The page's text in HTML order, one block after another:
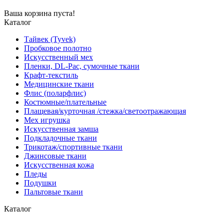
Ваша корзина пуста!
Каталог
Тайвек (Tyvek)
Пробковое полотно
Искусственный мех
Пленки, DL-Pac, сумочные ткани
Крафт-текстиль
Медицинские ткани
Флис (поларфлис)
Костюмные/плательные
Плащевая/курточная /стежка/светоотражающая
Мех игрушка
Искусственная замша
Подкладочные ткани
Трикотаж/спортивные ткани
Джинсовые ткани
Искусственная кожа
Пледы
Подушки
Пальтовые ткани
Каталог